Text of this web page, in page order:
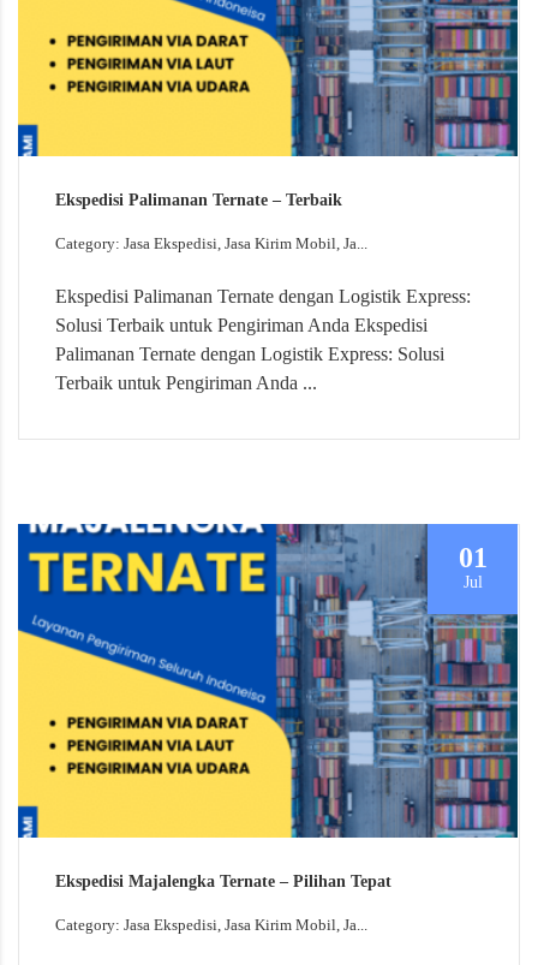
Ekspedisi Palimanan Ternate – Terbaik
Category: Jasa Ekspedisi, Jasa Kirim Mobil, Ja...
Ekspedisi Palimanan Ternate dengan Logistik Express:
Solusi Terbaik untuk Pengiriman Anda Ekspedisi
Palimanan Ternate dengan Logistik Express: Solusi
Terbaik untuk Pengiriman Anda ...
01
Jul
Ekspedisi Majalengka Ternate – Pilihan Tepat
Category: Jasa Ekspedisi, Jasa Kirim Mobil, Ja...